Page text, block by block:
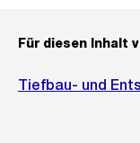
Für diesen Inhalt
Tiefbau- und